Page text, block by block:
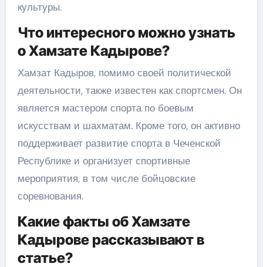
культуры.
Что интересного можно узнать
о Хамзате Кадырове?
Хамзат Кадыров, помимо своей политической
деятельности, также известен как спортсмен. Он
является мастером спорта по боевым
искусствам и шахматам. Кроме того, он активно
поддерживает развитие спорта в Чеченской
Республике и организует спортивные
мероприятия, в том числе бойцовские
соревнования.
Какие факты об Хамзате
Кадырове рассказывают в
статье?